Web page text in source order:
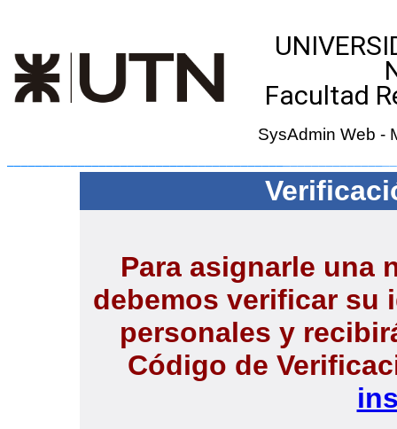
Facultad
SysAdmin Web -
Para asignarle una
debemos verificar su
personales y
Código de